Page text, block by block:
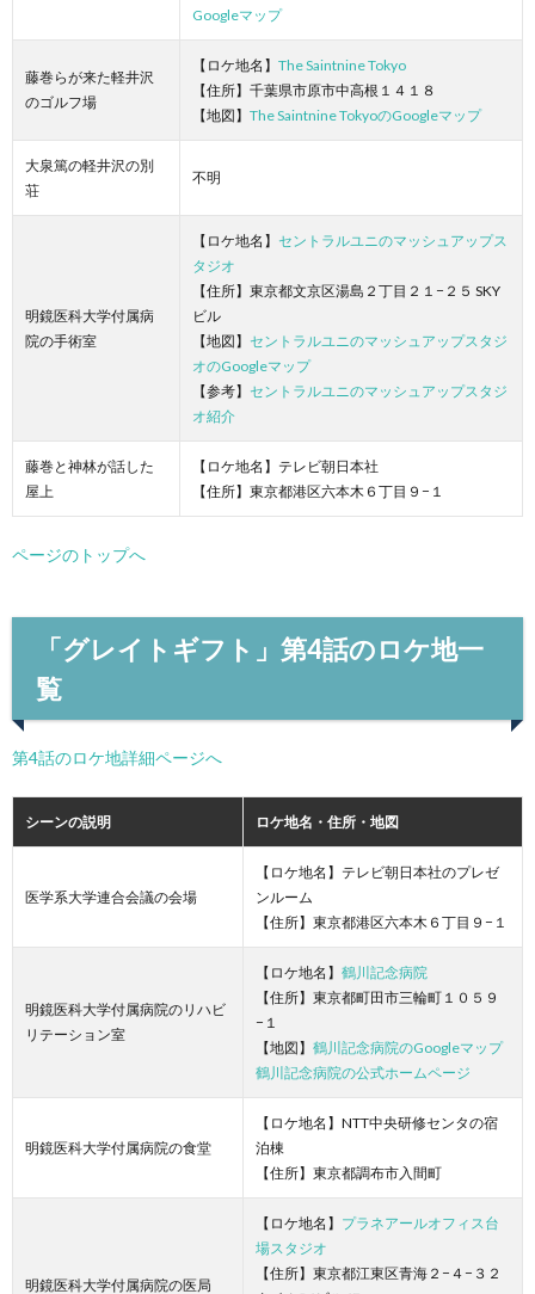
Googleマップ
藤巻らが来た軽井沢
のゴルフ場
【ロケ地名】 The Saintnine Tokyo
【住所】千葉県市原市中高根１４１８
【地図】 The Saintnine TokyoのGoogleマップ
大泉篤の軽井沢の別
荘
不明
明鏡医科大学付属病
院の手術室
【ロケ地名】 セントラルユニのマッシュアップス
タジオ
【住所】東京都文京区湯島２丁目２１−２５ SKY
ビル
【地図】 セントラルユニのマッシュアップスタジ
オのGoogleマップ
【参考】 セントラルユニのマッシュアップスタジ
オ紹介
藤巻と神林が話した
屋上
【ロケ地名】テレビ朝日本社
【住所】東京都港区六本木６丁目９−１
ページのトップへ
「グレイトギフト」第4話のロケ地一
覧
第4話のロケ地詳細ページへ
シーンの説明 ロケ地名・住所・地図
医学系大学連合会議の会場
【ロケ地名】テレビ朝日本社のプレゼ
ンルーム
【住所】東京都港区六本木６丁目９−１
明鏡医科大学付属病院のリハビ
リテーション室
【ロケ地名】 鶴川記念病院
【住所】東京都町田市三輪町１０５９
−１
【地図】 鶴川記念病院のGoogleマップ
鶴川記念病院の公式ホームページ
明鏡医科大学付属病院の食堂
【ロケ地名】NTT中央研修センタの宿
泊棟
【住所】東京都調布市入間町
明鏡医科大学付属病院の医局
【ロケ地名】 プラネアールオフィス台
場スタジオ
【住所】東京都江東区青海２−４−３２